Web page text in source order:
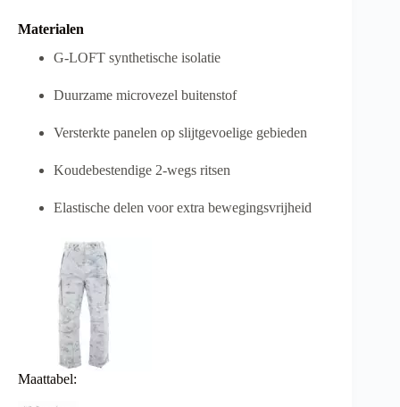
Materialen
G-LOFT synthetische isolatie
Duurzame microvezel buitenstof
Versterkte panelen op slijtgevoelige gebieden
Koudebestendige 2-wegs ritsen
Elastische delen voor extra bewegingsvrijheid
Maattabel: